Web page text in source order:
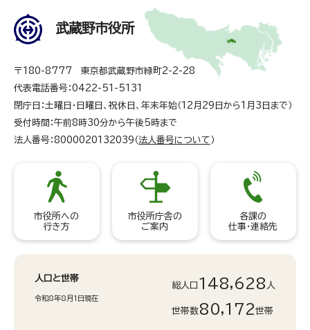
武蔵野市役所
〒180-8777 東京都武蔵野市緑町2-2-28
代表電話番号：0422-51-5131
閉庁日：土曜日・日曜日、祝休日、年末年始（12月29日から1月3日まで）
受付時間：午前8時30分から午後5時まで
法人番号：8000020132039（ 法人番号について ）
市役所への
行き方
市役所庁舎の
ご案内
各課の
仕事・連絡先
人口と世帯
令和8年8月1日現在
総人口 148,628 人
世帯数80,172世帯